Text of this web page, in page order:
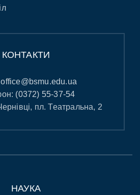
КОНТАКТИ
office@bsmu.edu.ua
(0372) 55-37-54
пл. Театральна, 2
НАУКА